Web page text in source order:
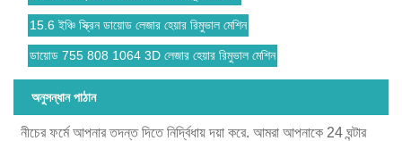
15.6 ইঞ্চি স্ক্রিন ডায়োড লেজার হেয়ার রিমুভাল মেশিন
ডায়োড 755 808 1064 3D লেজার হেয়ার রিমুভাল মেশিন
অনুসন্ধান পাঠান
নীচের ফর্মে আপনার তদন্ত দিতে নির্দ্বিধায় দয়া করে. আমরা আপনাকে 24 ঘন্টার